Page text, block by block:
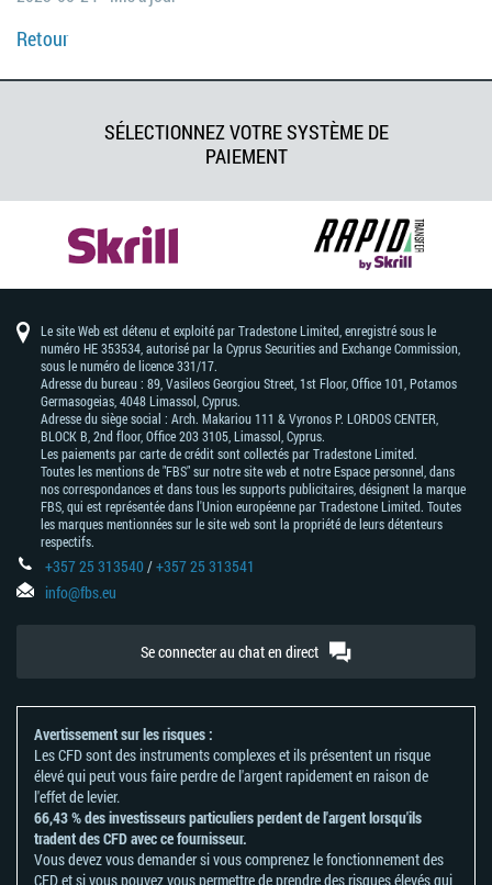
Retour
SÉLECTIONNEZ VOTRE SYSTÈME DE
PAIEMENT
Le site Web est détenu et exploité par Tradestone Limited, enregistré sous le
numéro HE 353534, autorisé par la Cyprus Securities and Exchange Commission,
sous le numéro de licence 331/17.
Adresse du bureau : 89, Vasileos Georgiou Street, 1st Floor, Office 101, Potamos
Germasogeias, 4048 Limassol, Cyprus.
Adresse du siège social : Arch. Makariou 111 & Vyronos Р. LORDOS CENTER,
BLOCK В, 2nd floor, Office 203 3105, Limassol, Cyprus.
Les paiements par carte de crédit sont collectés par Tradestone Limited.
Toutes les mentions de "FBS" sur notre site web et notre Espace personnel, dans
nos correspondances et dans tous les supports publicitaires, désignent la marque
FBS, qui est représentée dans l'Union européenne par Tradestone Limited. Toutes
les marques mentionnées sur le site web sont la propriété de leurs détenteurs
respectifs.
+357 25 313540/+357 25 313541
info@fbs.eu
Se connecter au chat en direct
Avertissement sur les risques :
Les CFD sont des instruments complexes et ils présentent un risque
élevé qui peut vous faire perdre de l'argent rapidement en raison de
l'effet de levier.
66,43 % des investisseurs particuliers perdent de l'argent lorsqu'ils
tradent des CFD avec ce fournisseur.
Vous devez vous demander si vous comprenez le fonctionnement des
CFD et si vous pouvez vous permettre de prendre des risques élevés qui